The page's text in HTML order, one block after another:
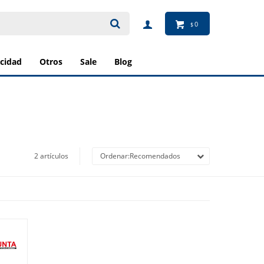
otros sale blog
$0
2 artículos Recomendados